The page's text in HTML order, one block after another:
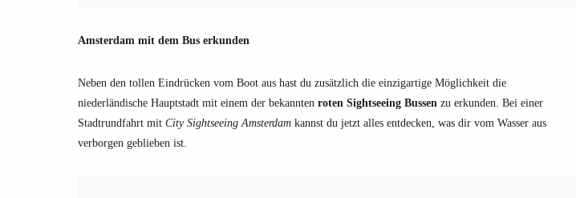
Amsterdam mit dem Bus erkunden
Neben den tollen Eindrücken vom Boot aus hast du zusätzlich die einzigartige Möglichkeit die
niederländische Hauptstadt mit einem der bekannten roten Sightseeing Bussen zu erkunden. Bei einer
Stadtrundfahrt mit City Sightseeing Amsterdam kannst du jetzt alles entdecken, was dir vom Wasser aus
verborgen geblieben ist.